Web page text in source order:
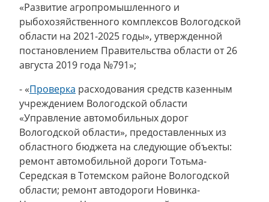
«Развитие агропромышленного и
рыбохозяйственного комплексов Вологодской
области на 2021-2025 годы», утвержденной
постановлением Правительства области от 26
августа 2019 года №791»;
- «Проверка расходования средств казенным
учреждением Вологодской области
«Управление автомобильных дорог
Вологодской области», предоставленных из
областного бюджета на следующие объекты:
ремонт автомобильной дороги Тотьма-
Середская в Тотемском районе Вологодской
области; ремонт автодороги Новинка-